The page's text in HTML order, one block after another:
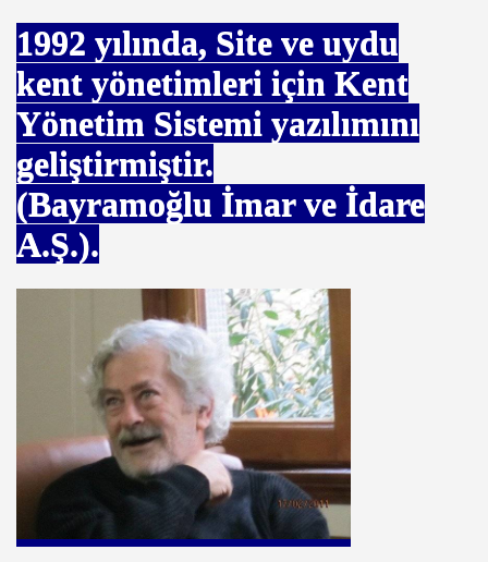
1992 yılında, Site ve uydu
kent yönetimleri için Kent
Yönetim Sistemi yazılımını
geliştirmiştir.
(Bayramoğlu İmar ve İdare
A.Ş.).
GİRİŞİMCİ